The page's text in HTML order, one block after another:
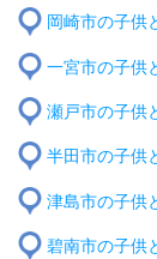
岡崎市の子供
一宮市の子供
瀬戸市の子供
半田市の子供
津島市の子供
碧南市の子供